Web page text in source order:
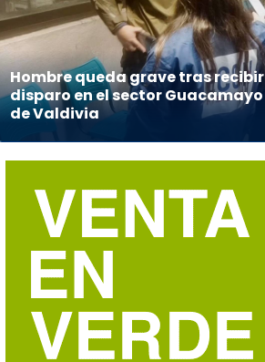
Hombre queda grave tras recibir
disparo en el sector Guacamayo
de Valdivia